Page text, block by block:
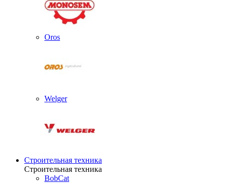
Oros
Welger
Строительная техника
Строительная техника
BobCat